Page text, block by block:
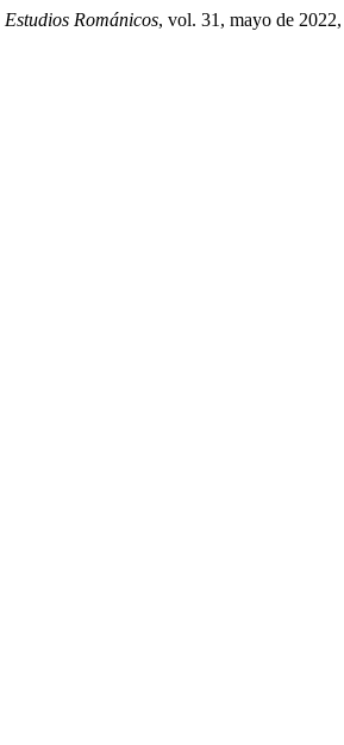
Estudios Románicos, vol. 31, mayo de